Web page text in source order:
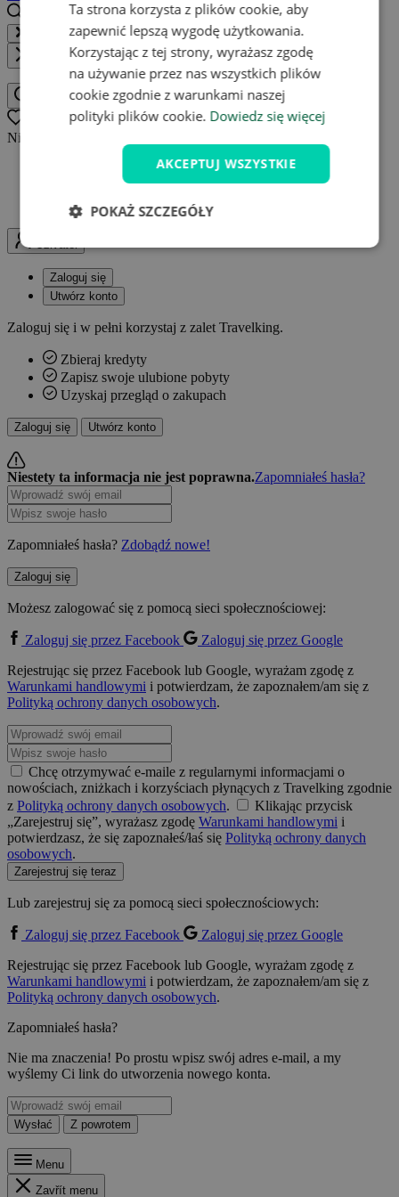
Wyszukaj miejsce docelowe, hotel, domek, przeżycia...
Zamknij
Wyszukaj miejsce docelowe, hotel, domek, przeżycia
Oblíbené 0
Nie masz jeszcze ulubionych ofert.
W każdej chwili możesz wrócić do ofert
Popularne oferty w jednym miejscu
Powiadamianie o zmianach w ofertach
Uživatel
Zaloguj się
Utwórz konto
Zaloguj się i w pełni korzystaj z zalet Travelking.
Zbieraj kredyty
Zapisz swoje ulubione pobyty
Uzyskaj przegląd o zakupach
Zaloguj się Utwórz konto
Niestety ta informacja nie jest poprawna.Zapomniałeś hasła?
Zapomniałeś hasła? Zdobądź nowe!
Zaloguj się
Możesz zalogować się z pomocą sieci społecznościowej:
Zaloguj się przez Facebook
Zaloguj się przez Google
Rejestrując się przez Facebook lub Google, wyrażam zgodę z
Warunkami handlowymi i potwierdzam, że zapoznałem/am się z
Polityką ochrony danych osobowych.
Chcę otrzymywać e-maile z regularnymi informacjami o
nowościach, zniżkach i korzyściach płynących z Travelking zgodnie
z Polityką ochrony danych osobowych.
Klikając przycisk
„Zarejestruj się”, wyrażasz zgodę Warunkami handlowymi i
potwierdzasz, że się zapoznałeś/łaś się Polityką ochrony danych
osobowych.
Zarejestruj się teraz
Lub zarejestruj się za pomocą sieci społecznościowych:
Zaloguj się przez Facebook
Zaloguj się przez Google
Rejestrując się przez Facebook lub Google, wyrażam zgodę z
Warunkami handlowymi i potwierdzam, że zapoznałem/am się z
Polityką ochrony danych osobowych.
Zapomniałeś hasła?
Nie ma znaczenia! Po prostu wpisz swój adres e-mail, a my
wyślemy Ci link do utworzenia nowego konta.
Wysłać Z powrotem
Menu
Zavřít menu
Ta strona korzysta z plików cookie, aby
zapewnić lepszą wygodę użytkowania.
Korzystając z tej strony, wyrażasz zgodę
na używanie przez nas wszystkich plików
cookie zgodnie z warunkami naszej
polityki plików cookie. Dowiedz się więcej
AKCEPTUJ WSZYSTKIE
POKAŻ SZCZEGÓŁY